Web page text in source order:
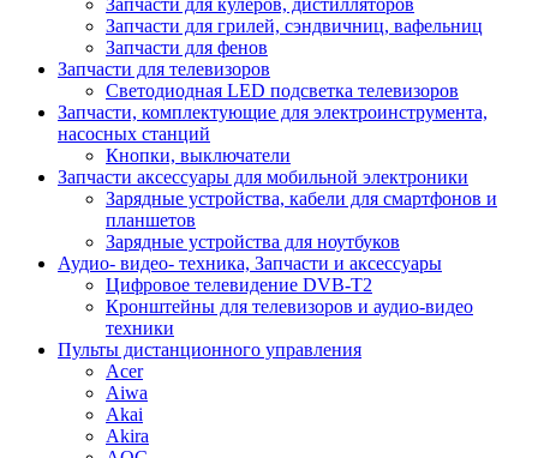
Запчасти для кулеров, дистилляторов
Запчасти для грилей, сэндвичниц, вафельниц
Запчасти для фенов
Запчасти для телевизоров
Светодиодная LED подсветка телевизоров
Запчасти, комплектующие для электроинструмента,
насосных станций
Кнопки, выключатели
Запчасти аксессуары для мобильной электроники
Зарядные устройства, кабели для смартфонов и
планшетов
Зарядные устройства для ноутбуков
Аудио- видео- техника, Запчасти и аксессуары
Цифровое телевидение DVB-T2
Кронштейны для телевизоров и аудио-видео
техники
Пульты дистанционного управления
Acer
Aiwa
Akai
Akira